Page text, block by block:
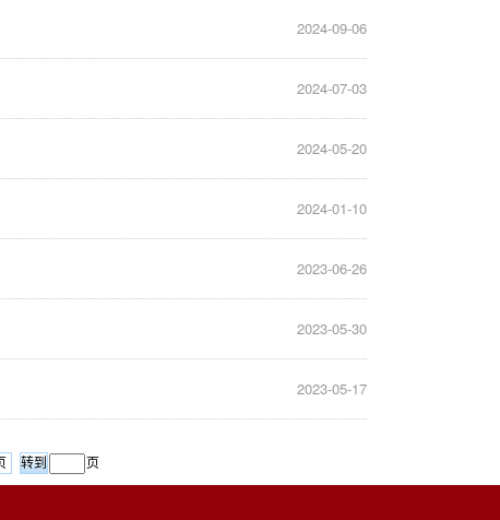
2024-09-06
2024-07-03
2024-05-20
2024-01-10
2023-06-26
2023-05-30
2023-05-17
页